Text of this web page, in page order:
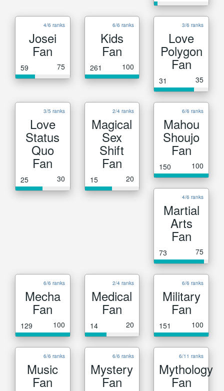
4/6 ranks
Josei
Fan
59 75
6/6 ranks
Kids
Fan
261 100
3/6 ranks
Love
Polygon
Fan
31 35
3/5 ranks
Love
Status
Quo
Fan
25 30
2/4 ranks
Magical
Sex
Shift
Fan
15 20
6/6 ranks
Mahou
Shoujo
Fan
150 100
4/6 ranks
Martial
Arts
Fan
73 75
6/6 ranks
Mecha
Fan
129 100
2/4 ranks
Medical
Fan
14 20
6/6 ranks
Military
Fan
151 100
6/6 ranks
Music
Fan
6/6 ranks
Mystery
Fan
6/11 ranks
Mythology
Fan